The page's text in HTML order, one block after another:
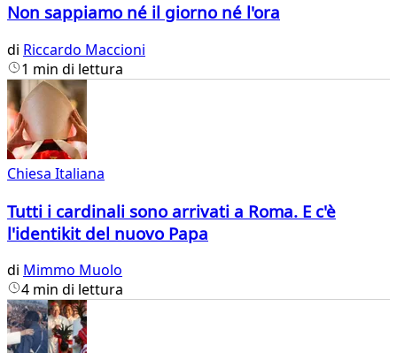
Non sappiamo né il giorno né l'ora
di Riccardo Maccioni
1 min di lettura
Chiesa Italiana
Tutti i cardinali sono arrivati a Roma. E c'è
l'identikit del nuovo Papa
di Mimmo Muolo
4 min di lettura